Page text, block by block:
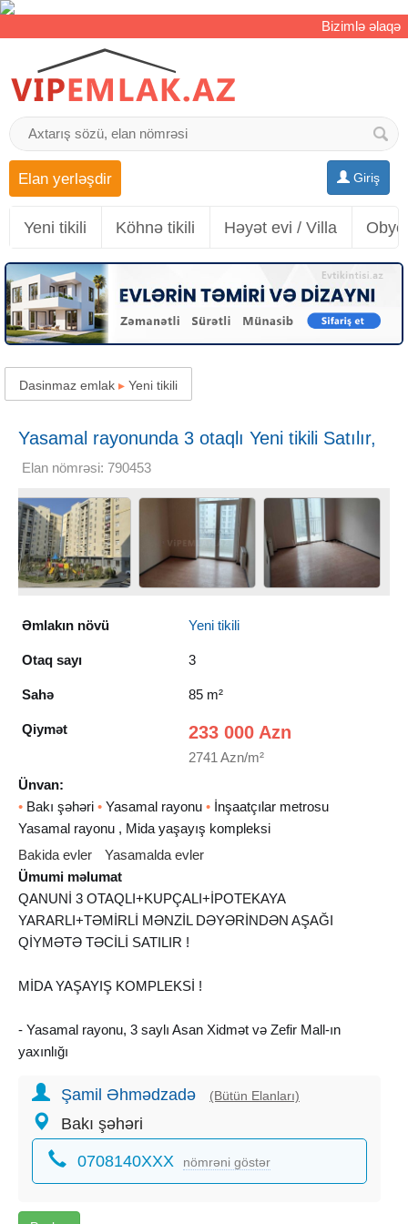
Bizimlə əlaqə
Giriş
Elan yerləşdir
Yeni tikili Köhnə tikili Həyət evi / Villa
Dasinmaz emlak ▸ Yeni tikili
Yasamal rayonunda 3 otaqlı Yeni tikili Satılır,
85 m²
Elan nömrəsi: 790453
Əmlakın növü Yeni tikili
Otaq sayı 3
Sahə 85 m²
Qiymət 233 000 Azn
2741 Azn/m²
Ünvan:
• Bakı şəhəri • Yasamal rayonu • İnşaatçılar metrosu
Yasamal rayonu , Mida yaşayış kompleksi
Bakida evler
Yasamalda evler
Ümumi məlumat
QANUNİ 3 OTAQLI+KUPÇALI+İPOTEKAYA
YARARLI+TƏMİRLİ MƏNZİL DƏYƏRİNDƏN AŞAĞI
QİYMƏTƏ TƏCİLİ SATILIR !
MİDA YAŞAYIŞ KOMPLEKSİ !
- Yasamal rayonu, 3 saylı Asan Xidmət və Zefir Mall-ın
yaxınlığı
- 5/9 mərtəbə
- 85 kv/m
- sənəd - çıxarış (kupça)
- daimi qaz, su, işıq
- kombi istilik sistemi
Şamil Əhmədzadə (Bütün Elanları)
Bakı şəhəri
0708140XXX nömrəni göstər